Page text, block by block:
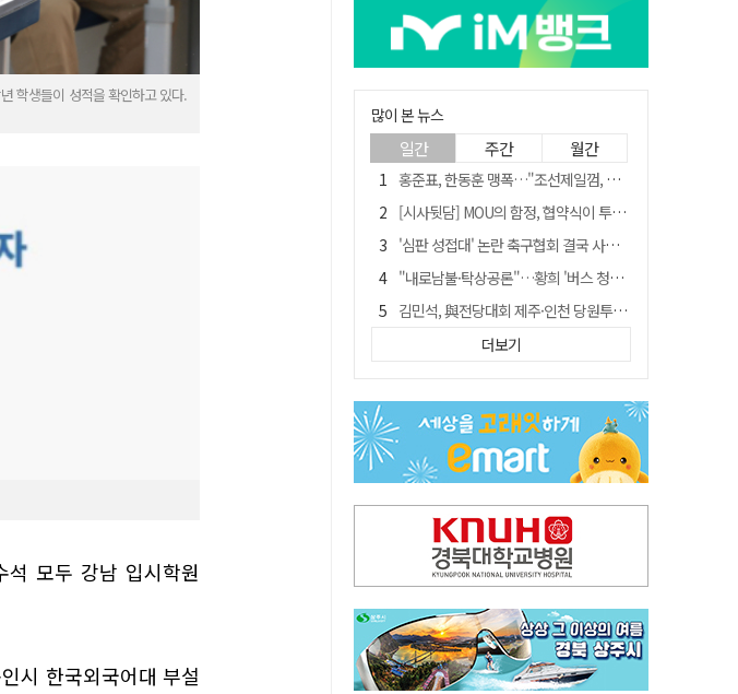
학생들이 성적을 확인하고 있다.
석 모두 강남 입시학원
시 한국외국어대 부설
많이 본 뉴스
일간 주간 월간
홍준표, 한동훈 맹폭…"조선제일껌, 권력에 살고 권력에 죽었다"
[시사뒷담] MOU의 함정, 협약식이 투자 확정은 아니긴 해
'심판 성접대' 논란 축구협회 결국 사과…"깊이 반성, 쇄신하겠다"
"내로남불·탁상공론"…황희 '버스 청년주택' 제안에 與 내부서도 쓴소리
김민석, 與전당대회 제주·인천 당원투표서 승리…누적 득표는 '초박빙'
"경로당 통장에 비밀번호가 적혀 있다"…전국 돌며 경로당 13곳 턴 30대 구속
"침대에 결박, 탈진"…평생 교회서 산 11세 남아, 병원 이송 끝 숨져
휠체어 환자 발로 밀어 숨지게 한 70대 간병인…2심도 집행유예
[금주의 이슈] 하늘의 외계인, 바다의 귀향자…영화 '호프'와 '오디세이'
더보기